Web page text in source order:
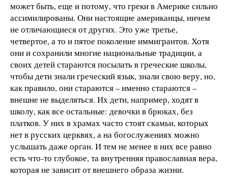
может быть, еще и потому, что греки в Америке сильно
ассимилированы. Они настоящие американцы, ничем
не отличающиеся от других. Это уже третье,
четвертое, а то и пятое поколение иммигрантов. Хотя
они и сохранили многие национальные традиции, а
своих детей стараются посылать в греческие школы,
чтобы дети знали греческий язык, знали свою веру, но,
как правило, они стараются – именно стараются –
внешне не выделяться. Их дети, например, ходят в
школу, как все остальные: девочки в брюках, без
платков. У них в храмах часто стоят скамьи, которых
нет в русских церквях, а на богослужениях можно
услышать даже орган. И тем не менее в них все равно
есть что-то глубокое, та внутренняя православная вера,
которая не зависит от внешнего образа жизни.